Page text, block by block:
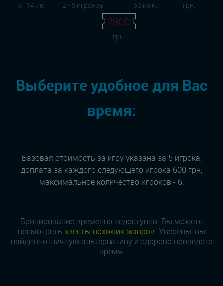
от 14 лет
2 - 6 игроков 60 мин. грн.
2900
грн.
Выберите удобное для Вас
время:
Базовая стоимость за игру указана за 5 игрока,
доплата за каждого следующего игрока 600 грн,
максимальное количество игроков - 6.
Бронирование временно недоступно. Вы можете
посмотреть квесты похожих жанров. Уверены, вы
найдете отличную альтернативу и здорово проведете
время.